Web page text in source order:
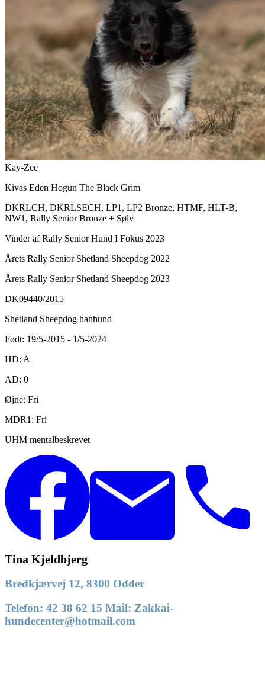
Kay-Zee
Kivas Eden Hogun The Black Grim
DKRLCH, DKRLSECH, LP1, LP2 Bronze, HTMF, HLT-B,
NW1, Rally Senior Bronze + Sølv
Vinder af Rally Senior Hund I Fokus 2023
Årets Rally Senior Shetland Sheepdog 2022
Årets Rally Senior Shetland Sheepdog 2023
DK09440/2015
Shetland Sheepdog hanhund
Født: 19/5-2015 - 1/5-2024
HD: A
AD: 0
Øjne: Fri
MDR1: Fri
UHM mentalbeskrevet
Tina Kjeldbjerg
Bredkjærvej 12, 8300 Odder
Telefon: 42 38 62 15 Mail: Zakkai-
hundecenter@hotmail.com